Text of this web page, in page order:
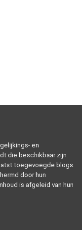
en
die beschikbaar zijn
toegevoegde blogs.
door hun
is afgeleid van hun